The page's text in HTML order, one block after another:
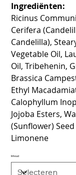
Ingrediënten:
Ricinus
Cerifera
Candelilla),
Vegetable Oil,
Oil, Tribehenin,
Brassica
Ethyl
Calophyllum
Jojoba Esters,
(Sunflower)
Limonene
Inhoud